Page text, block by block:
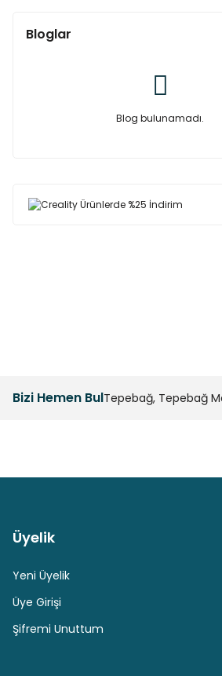
Bloglar
Blog bulunamadı.
Bizi Hemen BulTepebağ, Tepebağ
Üyelik
Yeni Üyelik
Üye Girişi
Şifremi Unuttum